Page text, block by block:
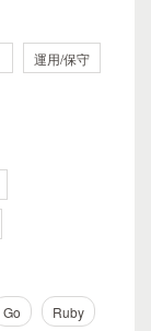
運用/保守
Go Ruby